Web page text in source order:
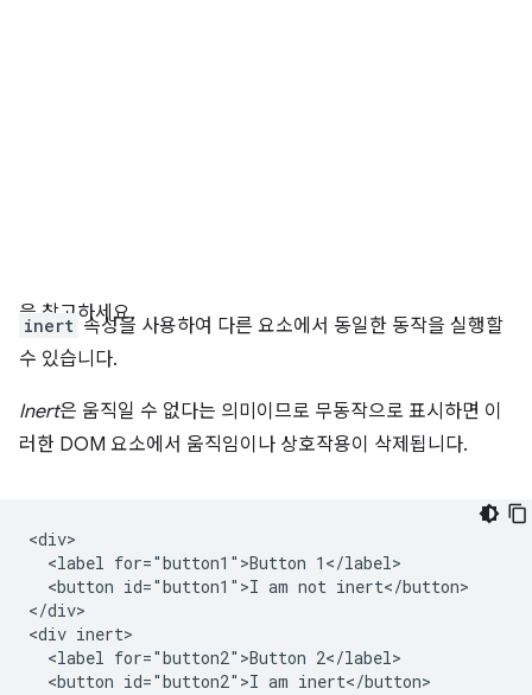
을 참고하세요.
inert 속성을 사용하여 다른 요소에서 동일한 동작을 실행할
수 있습니다.
Inert은 움직일 수 없다는 의미이므로 무동작으로 표시하면 이
러한 DOM 요소에서 움직임이나 상호작용이 삭제됩니다.
<div>
  <label for="button1">Button 1</label>
  <button id="button1">I am not inert</button>
</div>
<div inert>
  <label for="button2">Button 2</label>
  <button id="button2">I am inert</button>